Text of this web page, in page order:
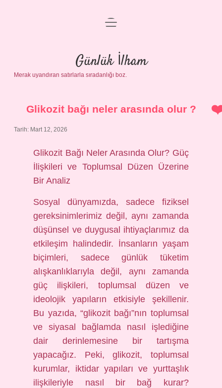
Anasayfa
Gizlilik Politikası
Yasal Uyarı
menüyü
Günlük İlham
Merak uyandıran satırlarla sıradanlığı boz.
Glikozit bağı neler arasında olur ?
Tarih: Mart 12, 2026
Glikozit Bağı Neler Arasında Olur? Güç
İlişkileri ve Toplumsal Düzen Üzerine
Bir Analiz
Sosyal dünyamızda, sadece fiziksel
gereksinimlerimiz değil, aynı zamanda
düşünsel ve duygusal ihtiyaçlarımız da
etkileşim halindedir. İnsanların yaşam
biçimleri, sadece günlük tüketim
alışkanlıklarıyla değil, aynı zamanda
güç ilişkileri, toplumsal düzen ve
ideolojik yapıların etkisiyle şekillenir.
Bu yazıda, “glikozit bağı”nın toplumsal
ve siyasal bağlamda nasıl işlediğine
dair derinlemesine bir tartışma
yapacağız. Peki, glikozit, toplumsal
kurumlar, iktidar yapıları ve yurttaşlık
ilişkileriyle nasıl bir bağ kurar?